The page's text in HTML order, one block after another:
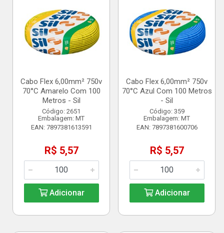
Cabo Flex 6,00mm² 750v
70°C Amarelo Com 100
Metros - Sil
Código: 2651
Embalagem: MT
EAN: 7897381613591
R$ 5,57
Adicionar
Cabo Flex 6,00mm² 750v
70°C Azul Com 100 Metros
- Sil
Código: 359
Embalagem: MT
EAN: 7897381600706
R$ 5,57
Adicionar